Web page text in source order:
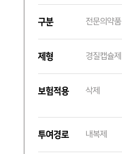
구분 전문의약품
제형 경질캡슐제
보험적용 삭제
투여경로 내복제